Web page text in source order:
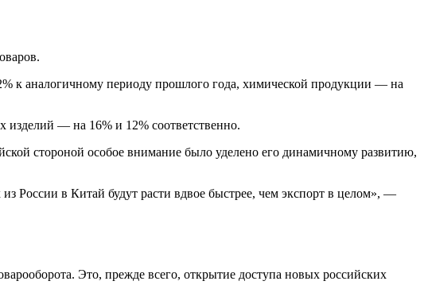
к аналогичному периоду прошлого года, химической продукции — на
изделий — на 16% и 12% соответственно.
стороной особое внимание было уделено его динамичному развитию,
России в Китай будут расти вдвое быстрее, чем экспорт в целом», —
Это, прежде всего, открытие доступа новых российских